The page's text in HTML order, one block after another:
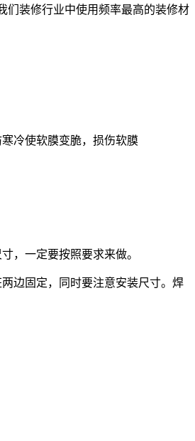
们装修行业中使用频率最高的装修材
冷使软膜变脆，损伤软膜
，一定要按照要求来做。
边固定，同时要注意安装尺寸。焊